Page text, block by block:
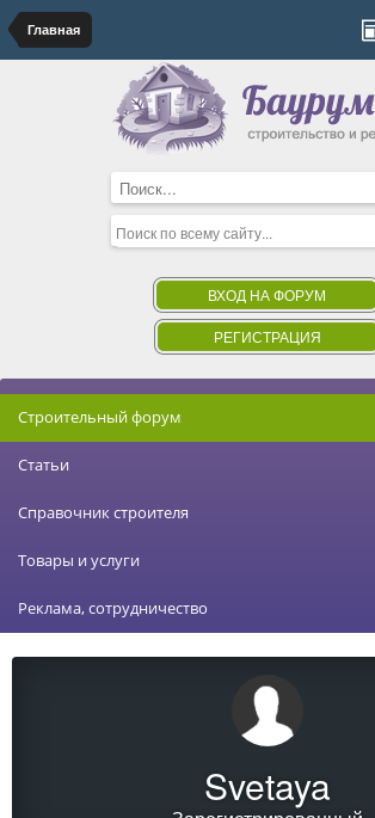
Главная
ВХОД НА ФОРУМ
РЕГИСТРАЦИЯ
Строительный форум
Статьи
Справочник строителя
Товары и услуги
Реклама, сотрудничество
Svetaya